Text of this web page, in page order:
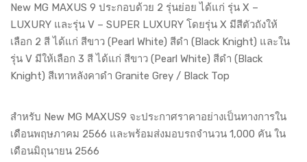
New MG MAXUS 9 ประกอบด้วย 2 รุ่นย่อย ได้แก่ รุ่น X –
LUXURY และรุ่น V – SUPER LUXURY โดยรุ่น X มีสีตัวถังให้
เลือก 2 สี ได้แก่ สีขาว (Pearl White) สีดำ (Black Knight) และใน
รุ่น V มีให้เลือก 3 สี ได้แก่ สีขาว (Pearl White) สีดำ (Black
Knight) สีเทาหลังคาดำ Granite Grey / Black Top
สำหรับ New MG MAXUS9 จะประกาศราคาอย่างเป็นทางการใน
เดือนพฤษภาคม 2566 และพร้อมส่งมอบรถจำนวน 1,000 คัน ใน
เดือนมิถุนายน 2566